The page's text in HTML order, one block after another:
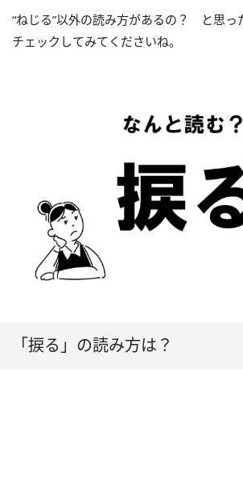
“ねじる”以外の読み方があるの？ と思っ
チェックしてみてくださいね。
「捩る」の読み方は？